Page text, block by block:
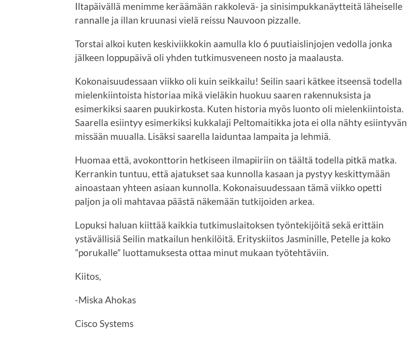
Iltapäivällä menimme keräämään rakkolevä- ja sinisimpukkanäytteitä läheiselle
rannalle ja illan kruunasi vielä reissu Nauvoon pizzalle.
Torstai alkoi kuten keskiviikkokin aamulla klo 6 puutiaislinjojen vedolla jonka
jälkeen loppupäivä oli yhden tutkimusveneen nosto ja maalausta.
Kokonaisuudessaan viikko oli kuin seikkailu! Seilin saari kätkee itseensä todella
mielenkiintoista historiaa mikä vieläkin huokuu saaren rakennuksista ja
esimerkiksi saaren puukirkosta. Kuten historia myös luonto oli mielenkiintoista.
Saarella esiintyy esimerkiksi kukkalaji Peltomaitikka jota ei olla nähty esiintyvän
missään muualla. Lisäksi saarella laiduntaa lampaita ja lehmiä.
Huomaa että, avokonttorin hetkiseen ilmapiiriin on täältä todella pitkä matka.
Kerrankin tuntuu, että ajatukset saa kunnolla kasaan ja pystyy keskittymään
ainoastaan yhteen asiaan kunnolla. Kokonaisuudessaan tämä viikko opetti
paljon ja oli mahtavaa päästä näkemään tutkijoiden arkea.
Lopuksi haluan kiittää kaikkia tutkimuslaitoksen työntekijöitä sekä erittäin
ystävällisiä Seilin matkailun henkilöitä. Erityskiitos Jasminille, Petelle ja koko
”porukalle” luottamuksesta ottaa minut mukaan työtehtäviin.
Kiitos,
-Miska Ahokas
Cisco Systems